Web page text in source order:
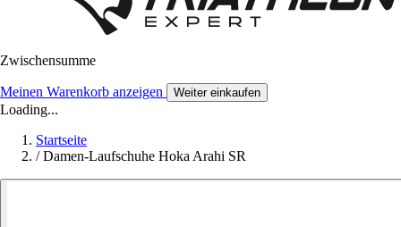
Zwischensumme
Meinen Warenkorb anzeigen Weiter einkaufen
Loading...
Startseite
/ Damen-Laufschuhe Hoka Arahi SR